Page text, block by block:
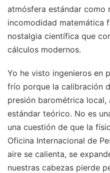
atmósfera estándar como
incomodidad matemática
nostalgia científica que
cálculos modernos.
Yo he visto ingenieros en
frío porque la calibración
presión barométrica local,
estándar teórico. No es
una cuestión de que la
Oficina Internacional de
aire se calienta, se
nuestras cabezas pierde